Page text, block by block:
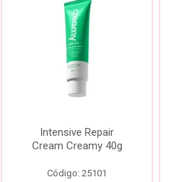
Intensive Repair
Cream Creamy 40g
Código: 25101